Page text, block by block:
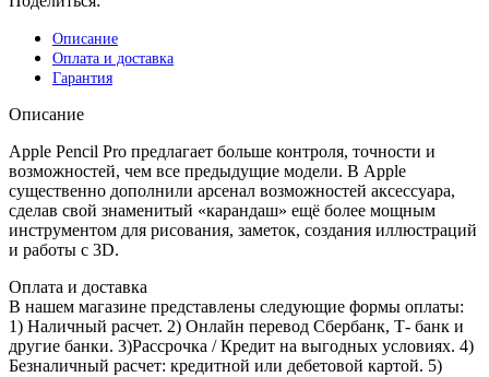
белый
Описание
Оплата и доставка
Гарантия
Описание
Apple Pencil Pro предлагает больше контроля, точности и
возможностей, чем все предыдущие модели. В Apple
существенно дополнили арсенал возможностей аксессуара,
сделав свой знаменитый «карандаш» ещё более мощным
инструментом для рисования, заметок, создания иллюстраций
и работы с 3D.
Оплата и доставка
В нашем магазине представлены следующие формы оплаты:
1) Наличный расчет. 2) Онлайн перевод Сбербанк, Т- банк и
другие банки. 3)Рассрочка / Кредит на выгодных условиях. 4)
Безналичный расчет: кредитной или дебетовой картой. 5)